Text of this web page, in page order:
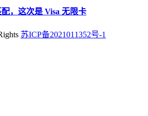
，这次是 Visa 无限卡
苏ICP备2021011352号-1